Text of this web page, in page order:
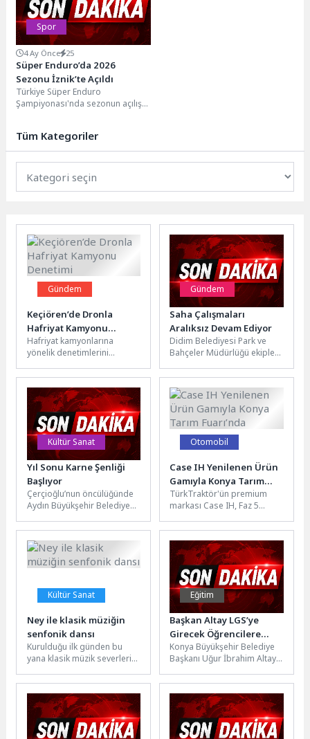
Spor
4 Ay Önce 25
Süper Enduro’da 2026
Sezonu İznik’te Açıldı
Türkiye Süper Enduro
Şampiyonası'nda sezonun açılış
yarış takviminde yer...
Tüm Kategoriler
Gündem
Keçiören’de Dronla
Hafriyat Kamyonu
Denetimi
Hafriyat kamyonlarına
yönelik denetimlerini
Belediyesi Zabıta Müdürlüğü
ekipleri, tonaj ihlali ve kaçak
hafriyat...
Gündem
Saha Çalışmaları
Aralıksız Devam Ediyor
Didim Belediyesi Park ve
Bahçeler Müdürlüğü ekipleri,
korunması ve düzenli hale...
Kültür Sanat
Yıl Sonu Karne Şenliği
Başlıyor
Çerçioğlu’nun öncülüğünde
Aydın Büyükşehir Belediyesi,
yılını geride bırakan çocuklar
için dopdolu bir Yıl...
Otomobil
Case IH Yenilenen Ürün
Gamıyla Konya Tarım
Fuarı’nda
TürkTraktör'ün premium
markası Case IH, Faz 5
son teknoloji traktörleri,
tarımsal ekipmanları...
Kültür Sanat
Ney ile klasik müziğin
senfonik dansı
Kurulduğu ilk günden bu
yana klasik müzik severlerin
Büyükşehir Belediye
Konservatuvarı Oda...
Eğitim
Başkan Altay LGS’ye
Girecek Öğrencilere
Başarılar Diledi
Konya Büyükşehir Belediye
Başkanı Uğur İbrahim Altay,
sınavına girecek tüm
öğrencilere başarı...